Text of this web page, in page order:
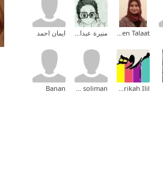
Shireen Talaat منيرة عبدالله ايمان احمد
Ilil Marmarikah Ilil
waleed soliman
Banan